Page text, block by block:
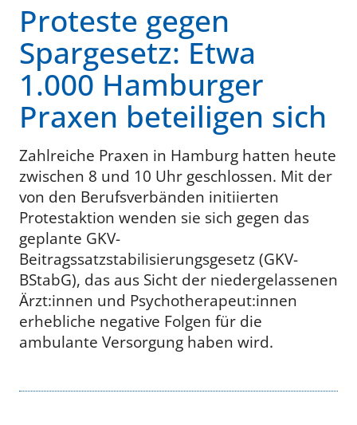
Proteste gegen
Spargesetz: Etwa
1.000 Hamburger
Praxen beteiligen sich
Zahlreiche Praxen in Hamburg hatten heute
zwischen 8 und 10 Uhr geschlossen. Mit der
von den Berufsverbänden initiierten
Protestaktion wenden sie sich gegen das
geplante GKV-
Beitragssatzstabilisierungsgesetz (GKV-
BStabG), das aus Sicht der niedergelassenen
Ärzt:innen und Psychotherapeut:innen
erhebliche negative Folgen für die
ambulante Versorgung haben wird.